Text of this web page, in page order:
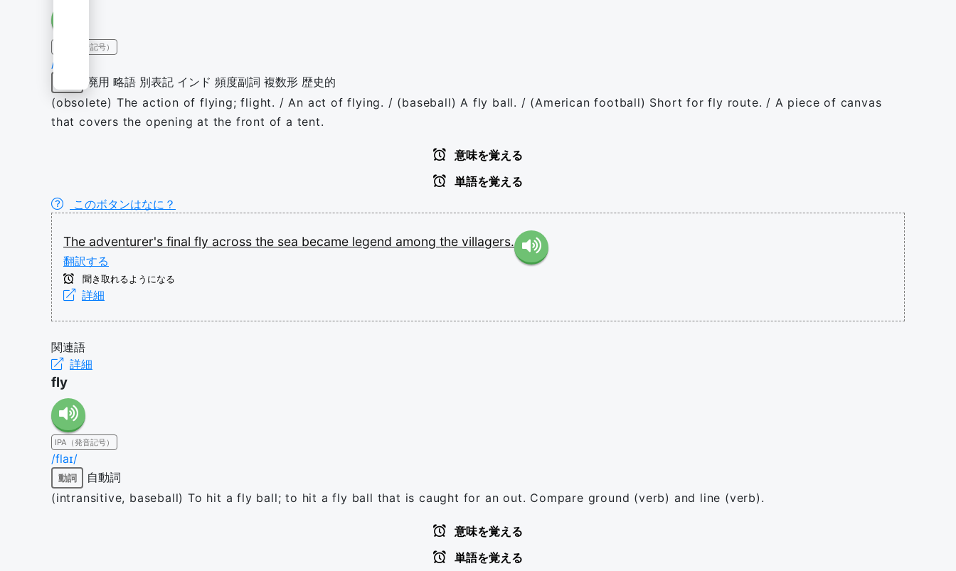
IPA（発音記号）
/flaɪ/
廃用 略語 別表記 インド 頻度副詞 複数形 歴史的
(obsolete) The action of flying; flight. / An act of flying. / (baseball) A fly ball. / (American football) Short for fly route. / A piece of canvas
that covers the opening at the front of a tent.
意味を覚える
単語を覚える
このボタンはなに？
The adventurer's final fly across the sea became legend among the villagers.
翻訳する
聞き取れるようになる
詳細
関連語
詳細
fly
IPA（発音記号）
/flaɪ/
動詞
自動詞
(intransitive, baseball) To hit a fly ball; to hit a fly ball that is caught for an out. Compare ground (verb) and line (verb).
意味を覚える
単語を覚える